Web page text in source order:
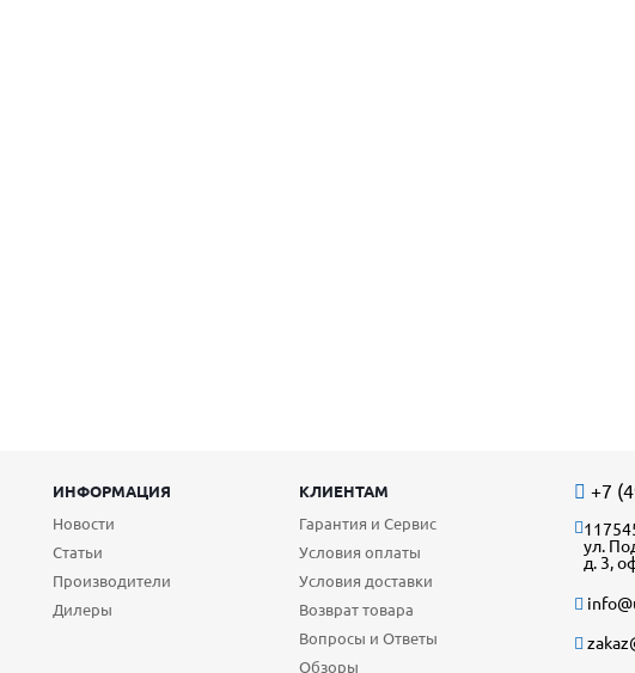
ИНФОРМАЦИЯ
КЛИЕНТАМ
Новости
Статьи
Производители
Дилеры
Гарантия и Сервис
Условия оплаты
Условия доставки
Возврат товара
Вопросы и Ответы
Обзоры
+7
ул.
д. 3,